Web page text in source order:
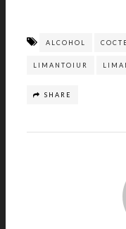
ALCOHOL
LIMANTOIUR
SHARE